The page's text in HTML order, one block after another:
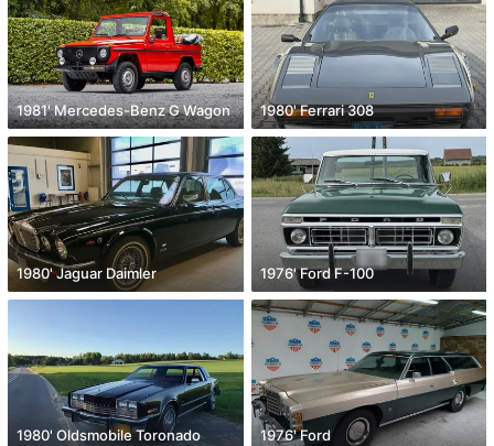
1981' Mercedes-Benz G Wagon 1980' Ferrari 308
1980' Jaguar Daimler 1976' Ford F-100
1980' Oldsmobile Toronado 1976' Ford